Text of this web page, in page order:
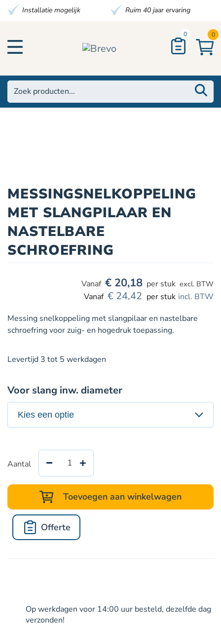
Installatie mogelijk Ruim 40 jaar ervaring
0 0
MESSINGSNELKOPPELING
MET SLANGPILAAR EN
NASTELBARE
SCHROEFRING
Messing snelkoppeling met slangpilaar en nastelbare
schroefring voor zuig- en hogedruk toepassing.
Levertijd 3 tot 5 werkdagen
€ 24,42 per stuk incl. BTW
€ 20,18 per stuk excl. BTW
Voor slang inw. diameter
Aantal
Messingsnelkoppeling
met
slangpilaar
en
nastelbare
schroefring
aantal
Toevoegen aan winkelwagen
Offerte
Op werkdagen voor 14:00 uur besteld, dezelfde dag
verzonden!